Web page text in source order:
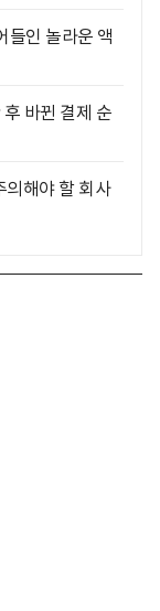
인 놀라운 액
바뀐 결제 순
의해야 할 회사